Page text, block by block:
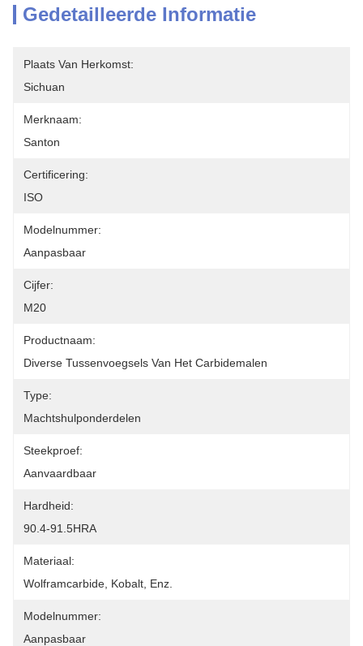
Gedetailleerde Informatie
Plaats Van Herkomst:
Sichuan
Merknaam:
Santon
Certificering:
ISO
Modelnummer:
Aanpasbaar
Cijfer:
M20
Productnaam:
Diverse Tussenvoegsels Van Het Carbidemalen
Type:
Machtshulponderdelen
Steekproef:
Aanvaardbaar
Hardheid:
90.4-91.5HRA
Materiaal:
Wolframcarbide, Kobalt, Enz.
Modelnummer:
Aanpasbaar